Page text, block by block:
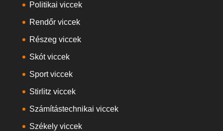
Politikai viccek
Rendőr viccek
Részeg viccek
Skót viccek
Sport viccek
Stirlitz viccek
Számítástechnikai viccek
Székely viccek